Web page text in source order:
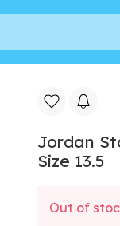
Jordan
Size 13.5
Out of